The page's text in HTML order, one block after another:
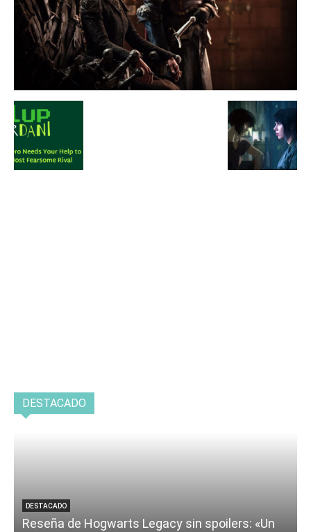
DESTACADO
DESTACADO
Reseña de Hogwarts Legacy sin spoilers: «Un